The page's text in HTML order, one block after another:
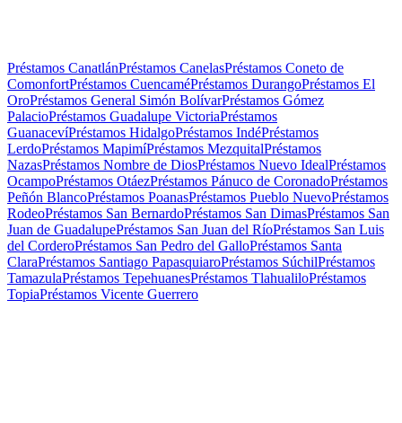
Préstamos CanatlánPréstamos CanelasPréstamos Coneto de
ComonfortPréstamos CuencaméPréstamos DurangoPréstamos El
OroPréstamos General Simón BolívarPréstamos Gómez
PalacioPréstamos Guadalupe VictoriaPréstamos
GuanacevíPréstamos HidalgoPréstamos IndéPréstamos
LerdoPréstamos MapimíPréstamos MezquitalPréstamos
NazasPréstamos Nombre de DiosPréstamos Nuevo IdealPréstamos
OcampoPréstamos OtáezPréstamos Pánuco de CoronadoPréstamos
Peñón BlancoPréstamos PoanasPréstamos Pueblo NuevoPréstamos
RodeoPréstamos San BernardoPréstamos San DimasPréstamos San
Juan de GuadalupePréstamos San Juan del RíoPréstamos San Luis
del CorderoPréstamos San Pedro del GalloPréstamos Santa
ClaraPréstamos Santiago PapasquiaroPréstamos SúchilPréstamos
TamazulaPréstamos TepehuanesPréstamos TlahualiloPréstamos
TopiaPréstamos Vicente Guerrero